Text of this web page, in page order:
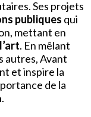
Ses projets
publiques qui
mettant en
. En mêlant
autres, Avant
et inspire la
de la